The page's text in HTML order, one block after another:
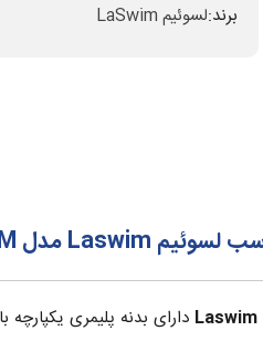
برند:لسوئیم LaSwim
دارای بدنه پلیمری یکپارچه